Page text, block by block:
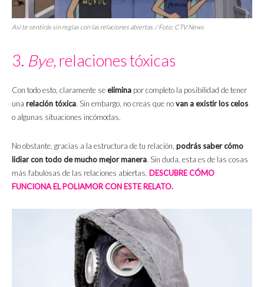
Así te sentirás sin reglas con las relaciones abiertas. / Foto: CTV News
3. Bye,relaciones tóxicas
Con todo esto, claramente seelimina por completo la posibilidad de tener
una relación tóxica. Sin embargo, no creas que novan a existir los celos
o algunas situaciones incómodas.
No obstante, gracias a la estructura de tu relación, podrás saber cómo
lidiar con todo de mucho mejor manera. Sin duda, esta es de las cosas
más fabulosas de las relaciones abiertas. DESCUBRE CÓMO
FUNCIONA EL POLIAMOR CON ESTE RELATO.